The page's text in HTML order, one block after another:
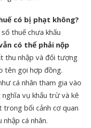
có bị phạt không?
thuế chưa khấu
có thể phải nộp
thu nhập và đối tượng
tên gọi hợp đồng.
cá nhân tham gia vào
vụ khấu trừ và kê
trong bối cảnh cơ quan
cá nhân.